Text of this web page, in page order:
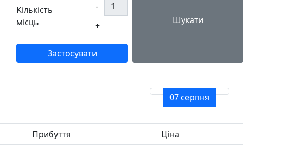
Кількість
місць
-
+
Застосувати
Шукати
07 серпня
Прибуття Ціна